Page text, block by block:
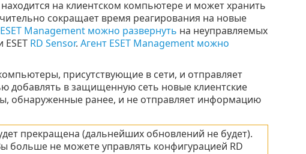
на клиентском компьютере и может хранить
сокращает время реагирования на новые
Management можно развернуть на неуправляемых
RD Sensor. Агент ESET Management можно
присутствующие в сети, и отправляет
добавлять в защищенную сеть новые клиентские
обнаруженные ранее, и не отправляет информацию
прекращена (дальнейших обновлений не будет).
больше не можете управлять конфигурацией RD